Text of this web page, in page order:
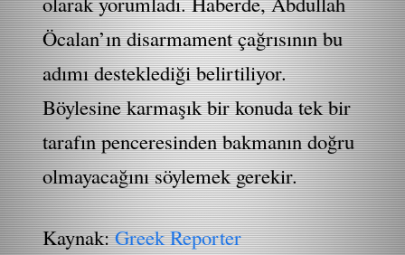
Öcalan’ın disarmament çağrısının bu
adımı desteklediği belirtiliyor.
Böylesine karmaşık bir konuda tek bir
tarafın penceresinden bakmanın doğru
olmayacağını söylemek gerekir.
Kaynak:Greek Reporter